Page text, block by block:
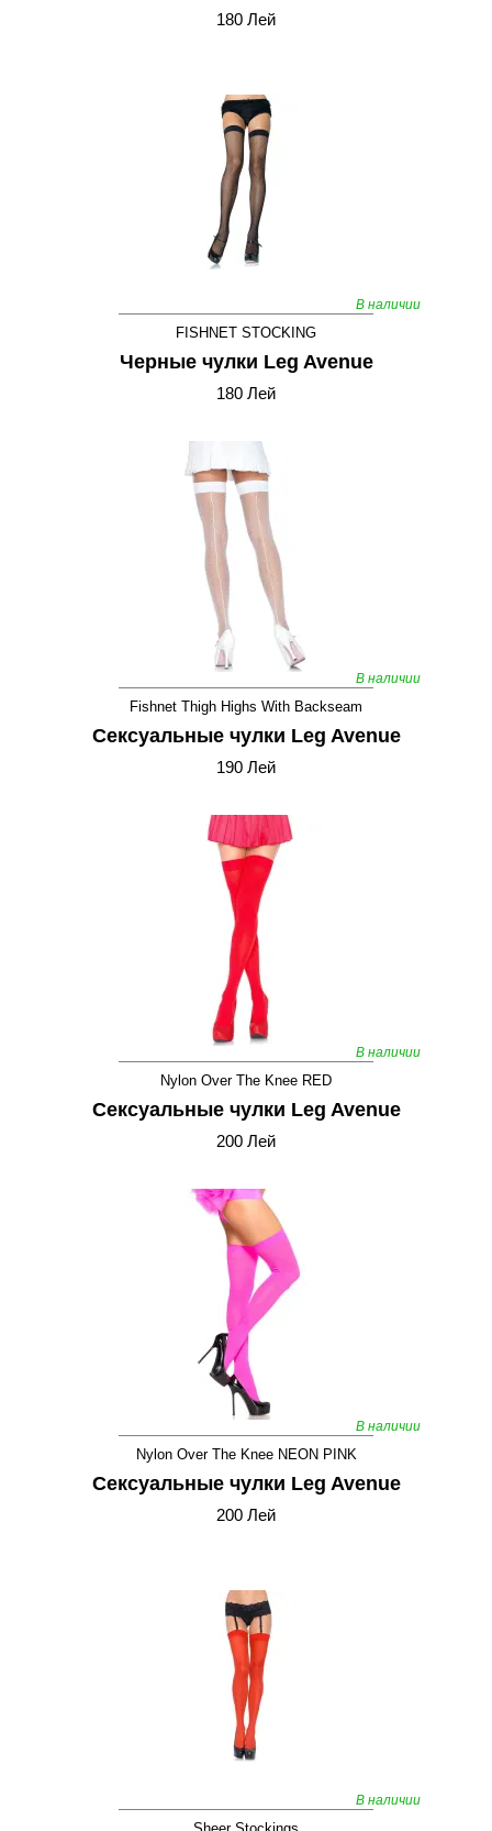
180 Лей
В наличии
FISHNET STOCKING
Черные чулки Leg Avenue
180 Лей
В наличии
Fishnet Thigh Highs With Backseam
Сексуальные чулки Leg Avenue
190 Лей
В наличии
Nylon Over The Knee RED
Сексуальные чулки Leg Avenue
200 Лей
В наличии
Nylon Over The Knee NEON PINK
Сексуальные чулки Leg Avenue
200 Лей
В наличии